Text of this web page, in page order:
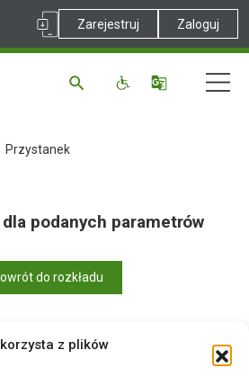
z plików
Zarejestruj Zaloguj
Przystanek
dla podanych parametrów
do rozkładu